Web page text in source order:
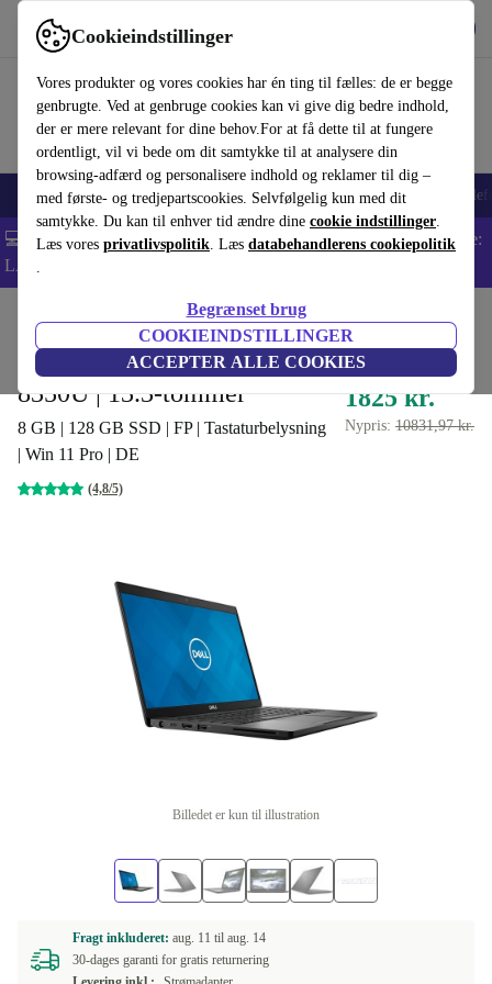
Cookieindstillinger
Vores produkter og vores cookies har én ting til fælles: de er begge
genbrugte. Ved at genbruge cookies kan vi give dig bedre indhold,
der er mere relevant for dine behov.For at få dette til at fungere
ordentligt, vil vi bede om dit samtykke til at analysere din
browsing-adfærd og personalisere indhold og reklamer til dig –
med første- og tredjepartscookies. Selvfølgelig kun med dit
samtykke. Du kan til enhver tid ændre dine cookie indstillinger.
Læs vores privatlivspolitik. Læs databehandlerens cookiepolitik
.
Begrænset brug
COOKIEINDSTILLINGER
ACCEPTER ALLE COOKIES
Brug refurbed hurtigt og nemt
Smartphones Bærbare Tablets Smartwatches Tilbehør
💻 Ekstra 5% rabat på alle MacBooks og bærbare computere - Kode:
LAPTOP5 -
Bærbare computere Dell, bærbare computere
Dell Latitude 7390 | i5-
8350U | 13.3-tommer
8 GB | 128 GB SSD | FP | Tastaturbelysning
| Win 11 Pro | DE
(4,8/5)
1825 kr.
Nypris: 10831,97 kr.
Billedet er kun til illustration
Fragt inkluderet: aug. 11 til aug. 14
30-dages garanti for gratis returnering